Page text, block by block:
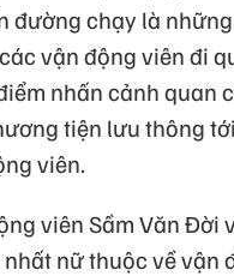
đường chạy là
vận động viên đi
nhấn cảnh quan
tiện lưu thông
viên.
viên Sầm Văn Đời
nữ thuộc về vận